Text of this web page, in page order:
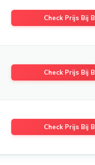
Check Prijs Bij
Check Prijs Bij
Check Prijs Bij